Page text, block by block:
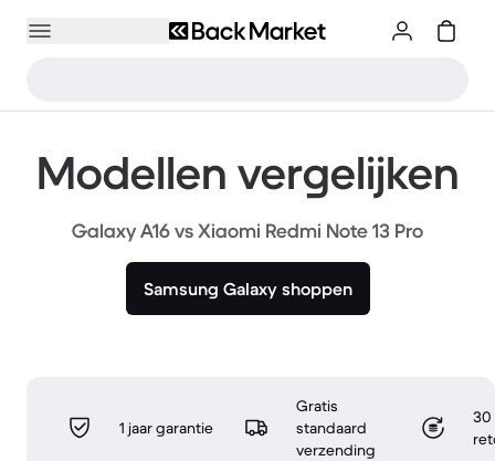
Modellen vergelijken
Galaxy A16 vs Xiaomi Redmi Note 13 Pro
Samsung Galaxy shoppen
1 jaar garantie
Gratis
standaard
verzending
30